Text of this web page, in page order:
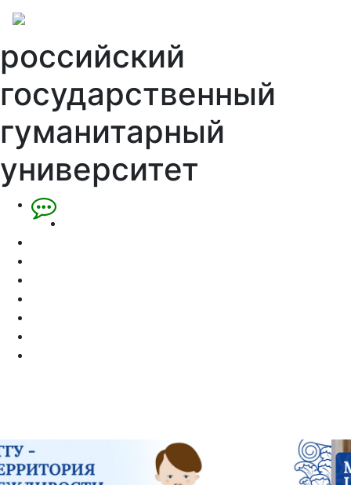
российский
государственный
гуманитарный
университет